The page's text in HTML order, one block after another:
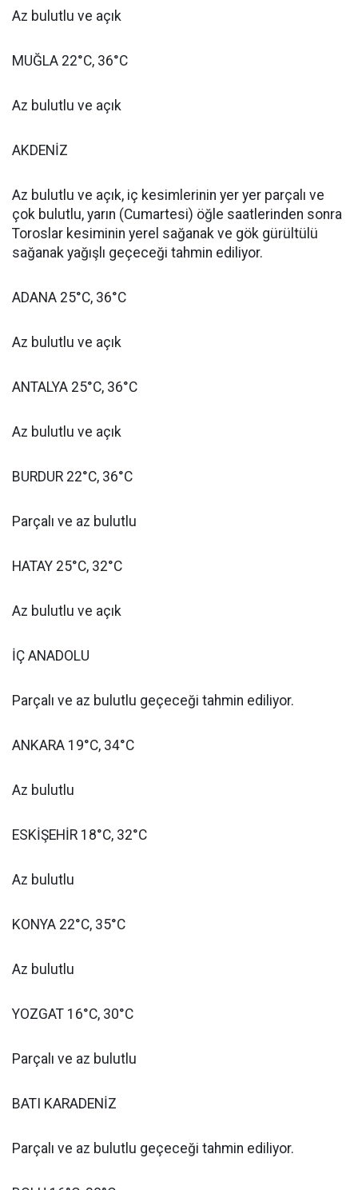
Az bulutlu ve açık
MUĞLA 22°C, 36°C
Az bulutlu ve açık
AKDENİZ
Az bulutlu ve açık, iç kesimlerinin yer yer parçalı ve
çok bulutlu, yarın (Cumartesi) öğle saatlerinden sonra
Toroslar kesiminin yerel sağanak ve gök gürültülü
sağanak yağışlı geçeceği tahmin ediliyor.
ADANA 25°C, 36°C
Az bulutlu ve açık
ANTALYA 25°C, 36°C
Az bulutlu ve açık
BURDUR 22°C, 36°C
Parçalı ve az bulutlu
HATAY 25°C, 32°C
Az bulutlu ve açık
İÇ ANADOLU
Parçalı ve az bulutlu geçeceği tahmin ediliyor.
ANKARA 19°C, 34°C
Az bulutlu
ESKİŞEHİR 18°C, 32°C
Az bulutlu
KONYA 22°C, 35°C
Az bulutlu
YOZGAT 16°C, 30°C
Parçalı ve az bulutlu
BATI KARADENİZ
Parçalı ve az bulutlu geçeceği tahmin ediliyor.